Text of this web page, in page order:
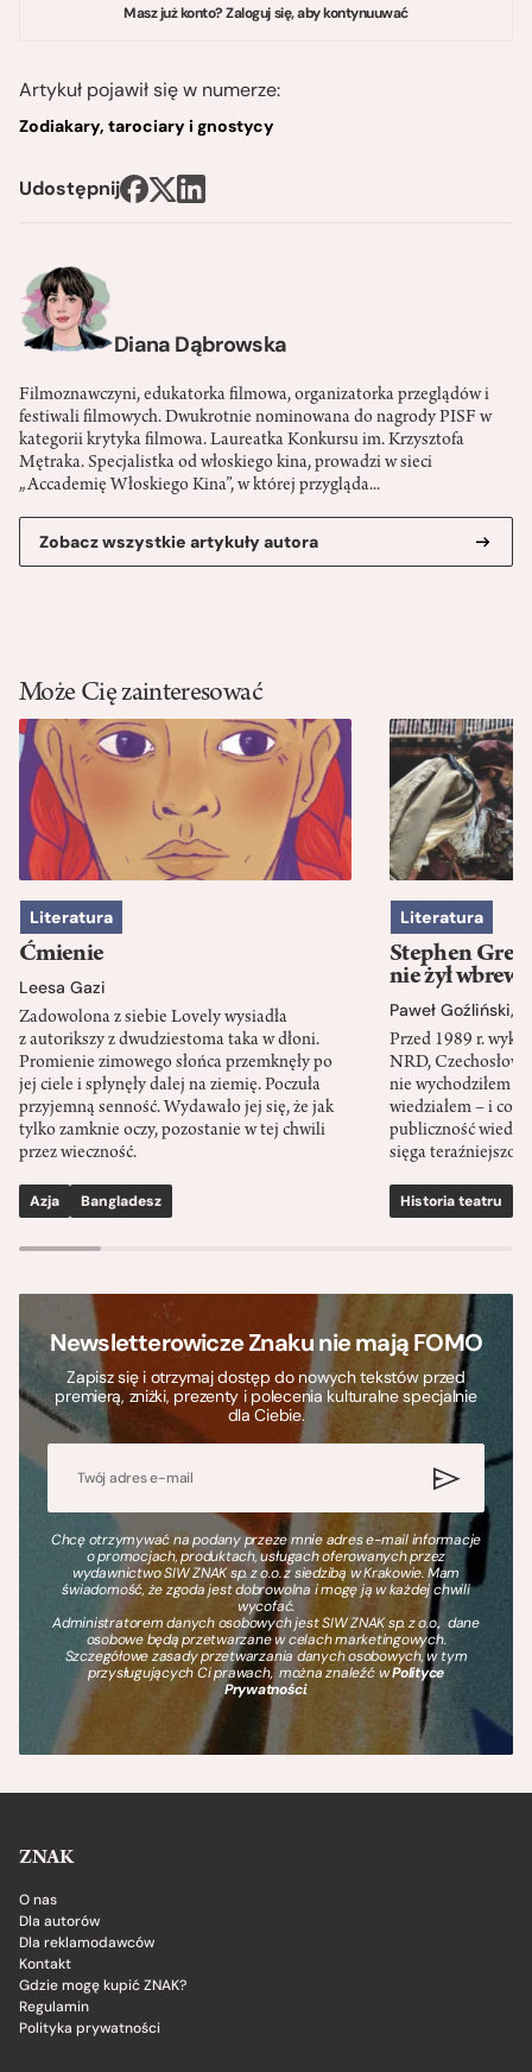
Diana Dąbrowska
Filmoznawczyni, edukatorka filmowa, organizatorka przeglądów i
festiwali filmowych. Dwukrotnie nominowana do nagrody PISF w
kategorii krytyka filmowa. Laureatka Konkursu im. Krzysztofa
Mętraka. Specjalistka od włoskiego kina, prowadzi w sieci
„Accademię Włoskiego Kina”, w której przygląda...
Zobacz wszystkie artykuły autora
Masz już konto? Zaloguj się, aby kontynuuwać
Artykuł pojawił się w numerze:
Zodiakary, tarociary i gnostycy
Udostępnij
Może Cię zainteresować
Literatura
Ćmienie
Leesa Gazi
Zadowolona z siebie Lovely wysiadła
z autorikszy z dwudziestoma taka w dłoni.
Promienie zimowego słońca przemknęły po
jej ciele i spłynęły dalej na ziemię. Poczuła
przyjemną senność. Wydawało jej się, że jak
tylko zamknie oczy, pozostanie w tej chwili
przez wieczność.
Azja Bangladesz
Literatura
Stephen
nie żył wbrew
Paweł Goźliński,
Przed 1989 r.
NRD,
nie wychodziłem
wiedziałem – i co
publiczność
sięga
Historia teatru
Newsletterowicze Znaku nie mają FOMO
Zapisz się i otrzymaj dostęp do nowych tekstów przed
premierą, zniżki, prezenty i polecenia kulturalne specjalnie
dla Ciebie.
Chcę otrzymywać na podany przeze mnie adres e-mail informacje
o promocjach, produktach, usługach oferowanych przez
wydawnictwo SIW ZNAK sp. z o.o. z siedzibą w Krakowie. Mam
świadomość, że zgoda jest dobrowolna i mogę ją w każdej chwili
wycofać.
Administratorem danych osobowych jest SIW ZNAK sp. z o.o., dane
osobowe będą przetwarzane w celach marketingowych.
Szczegółowe zasady przetwarzania danych osobowych, w tym
przysługujących Ci prawach, można znaleźć wPolityce
Prywatności.
ZNAK
O nas
Dla autorów
Dla reklamodawców
Kontakt
Gdzie mogę kupić ZNAK?
Regulamin
Polityka prywatności